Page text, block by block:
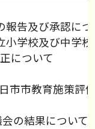
告及び承認につ
学校及び中学校
について
市市教育施策評
の結果について